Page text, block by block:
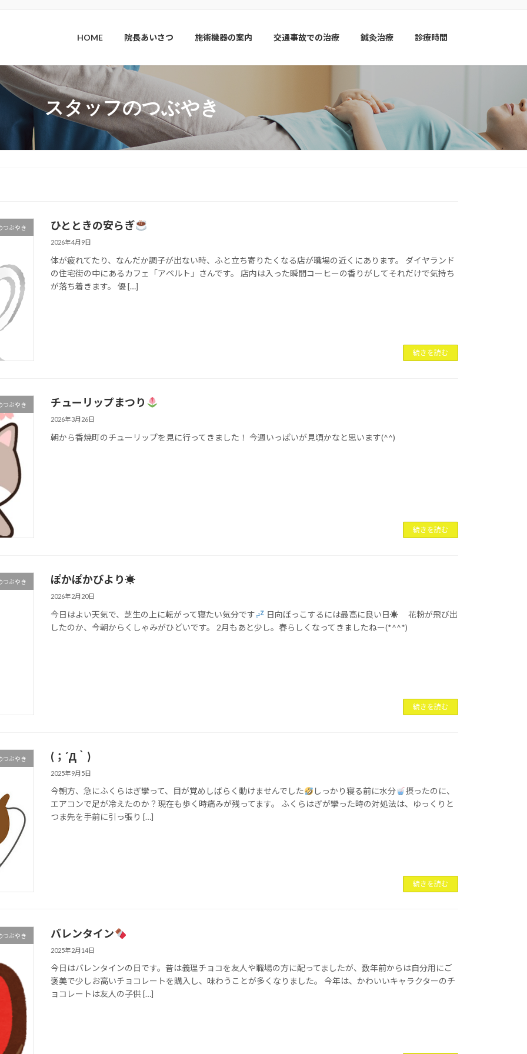
HOME 院長あいさつ 施術機器の案内 交通事故での治療 鍼灸治療 診療時間
スタッフのつぶやき
つぶやき ひとときの安らぎ
2026年4月9日
体が疲れてたり、なんだか調子が出ない時、ふと立ち寄りたくなる店が職場の近くにあります。 ダイヤランド
の住宅街の中にあるカフェ「アペルト」さんです。 店内は入った瞬間コーヒーの香りがしてそれだけで気持ち
が落ち着きます。 優 […]
続きを読む
つぶやき チューリップまつり
2026年3月26日
朝から香焼町のチューリップを見に行ってきました！ 今週いっぱいが見頃かなと思います(^^)
続きを読む
つぶやき ぽかぽかびより☀
2026年2月20日
今日はよい天気で、芝生の上に転がって寝たい気分です
日向ぼっこするには最高に良い日☀ 花粉が飛び出
したのか、今朝からくしゃみがひどいです。 2月もあと少し。春らしくなってきましたねー(*^^*)
続きを読む
つぶやき (；´Д｀)
2025年9月5日
今朝方、急にふくらはぎ攣って、目が覚めしばらく動けませんでした しっかり寝る前に水分
摂ったのに、
エアコンで足が冷えたのか？現在も歩く時痛みが残ってます。 ふくらはぎが攣った時の対処法は、ゆっくりと
つま先を手前に引っ張り […]
続きを読む
つぶやき バレンタイン
2025年2月14日
今日はバレンタインの日です。昔は義理チョコを友人や職場の方に配ってましたが、数年前からは自分用にご
褒美で少しお高いチョコレートを購入し、味わうことが多くなりました。 今年は、かわいいキャラクターのチ
ョコレートは友人の子供 […]